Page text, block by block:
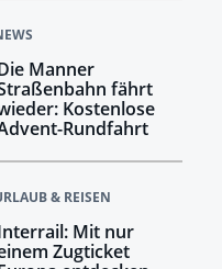
Manner
fährt
Kostenlose
Rundfahrt
& REISEN
Mit nur
Zugticket